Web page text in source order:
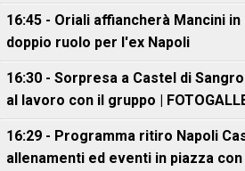
16:45 - Oriali affiancherà Mancini
doppio ruolo per l'ex Napoli
16:30 - Sorpresa a Castel di
al lavoro con il gruppo |
16:29 - Programma ritiro Napoli
allenamenti ed eventi in piazza